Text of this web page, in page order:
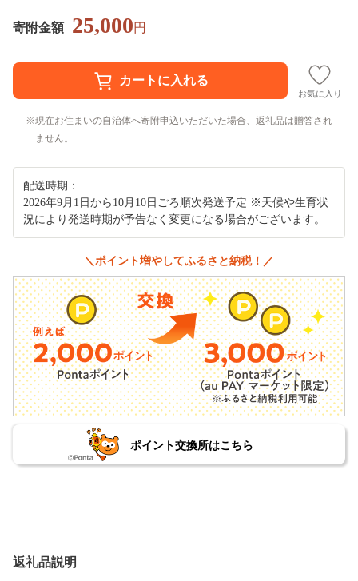
寄附金額 25,000円
お気に入り
現在お住まいの自治体へ寄附申込いただいた場合、返礼品は贈答され
ません。
配送時期：
2026年9月1日から10月10日ごろ順次発送予定 ※天候や生育状
況により発送時期が予告なく変更になる場合がございます。
＼ポイント増やしてふるさと納税！／
ポイント交換所はこちら
返礼品説明